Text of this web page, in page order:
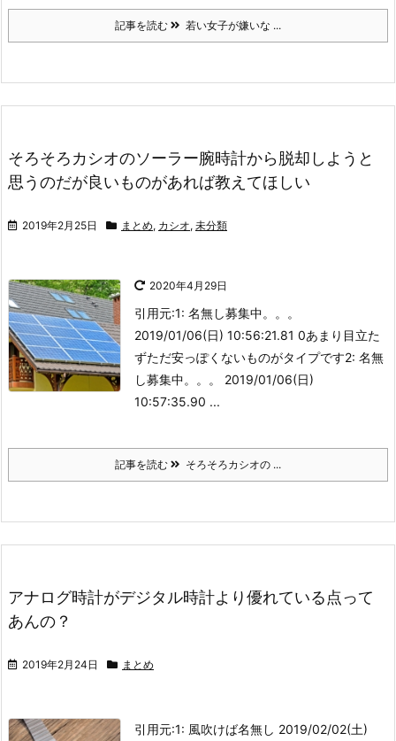
記事を読む 若い女子が嫌いな ...
そろそろカシオのソーラー腕時計から脱却しようと
思うのだが良いものがあれば教えてほしい
2019年2月25日 まとめ, カシオ, 未分類
2020年4月29日
引用元:1: 名無し募集中。。。
2019/01/06(日) 10:56:21.81 0あまり目立た
ずただ安っぽくないものがタイプです2: 名無
し募集中。。。 2019/01/06(日)
10:57:35.90 ...
記事を読む そろそろカシオの ...
アナログ時計がデジタル時計より優れている点って
あんの？
2019年2月24日 まとめ
引用元:1: 風吹けば名無し 2019/02/02(土)